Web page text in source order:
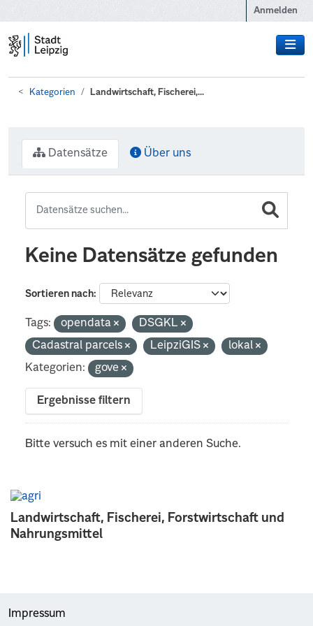
Anmelden
Kategorien Landwirtschaft, Fischerei,...
Landwirtschaft, Fischerei, Forstwirtschaft und
Nahrungsmittel
Datensätze Über uns
Keine Datensätze gefunden
Sortieren nach
Tags: opendata
DSGKL
Cadastral parcels
LeipziGIS
lokal
Kategorien:
gove
Ergebnisse filtern
Bitte versuch es mit einer anderen Suche.
Impressum